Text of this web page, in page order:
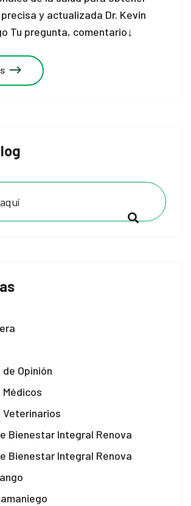
Opinión
Veterinarios
Bienestar Integral Renova
Bienestar Integral Renova
y actualizada Dr. Kevin
Tu pregunta, comentario↓